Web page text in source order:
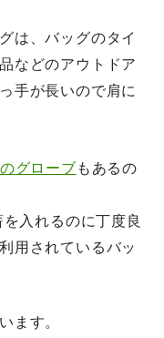
は、バッグのタイ
などのアウトドア
手が長いので肩に
グローブ もあるの
入れるのに丁度良
用されているバッ
ます。